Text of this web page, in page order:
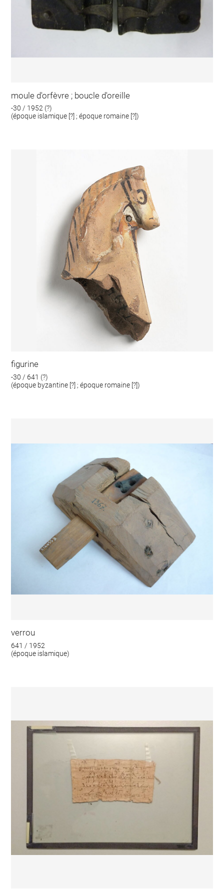
moule d'orfèvre ; boucle d'oreille
-30 / 1952 (?)
(époque islamique [?] ; époque romaine [?])
figurine
-30 / 641 (?)
(époque byzantine [?] ; époque romaine [?])
verrou
641 / 1952
(époque islamique)